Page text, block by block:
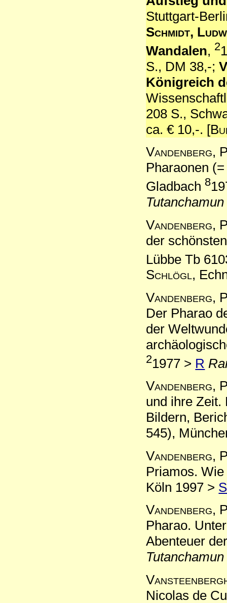
Stuttgart-
Schmidt,
Wandalen, 2
S., DM 38,-;
Königreich
208 S.,
ca. € 10,-. [
Vandenberg,
Pharaonen
Gladbach 8
Tutanchamun
Vandenberg,
der
Lübbe Tb
Schlögl,
Vandenberg,
Der Pharao
der
21977 > R
Vandenberg,
und ihre Zeit.
Bildern,
545),
Vandenberg,
Priamos.
Köln 1997 > S
Vandenberg,
Pharao.
Abenteuer
Tutanchamun
Nicolas de